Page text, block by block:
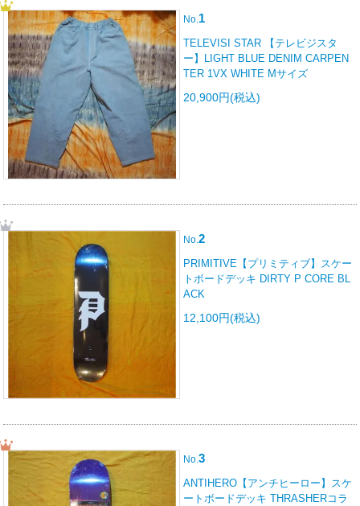
No.1
TELEVISI STAR 【テレビジスタ
ー】LIGHT BLUE DENIM CARPEN
TER 1VX WHITE Mサイズ
20,900円(税込)
No.2
PRIMITIVE【プリミティブ】スケー
トボードデッキ DIRTY P CORE BL
ACK
12,100円(税込)
No.3
ANTIHERO【アンチヒーロー】スケ
ートボードデッキ THRASHERコラ